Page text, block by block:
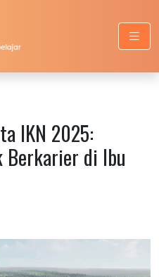
IKN 2025:
Berkarier di Ibu